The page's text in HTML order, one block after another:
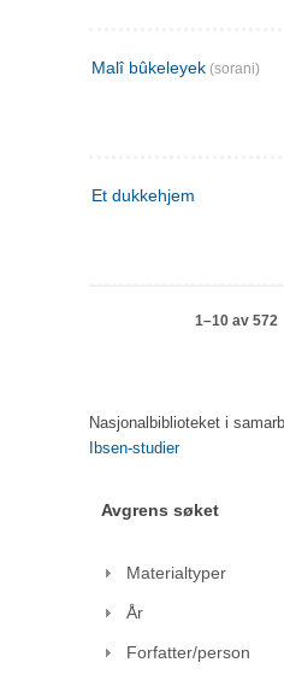
Malî bûkeleyek (sorani)
Et dukkehjem
1–10 av 572
Nasjonalbiblioteket i
Ibsen-studier
Avgrens søket
Materialtyper
År
Forfatter/person